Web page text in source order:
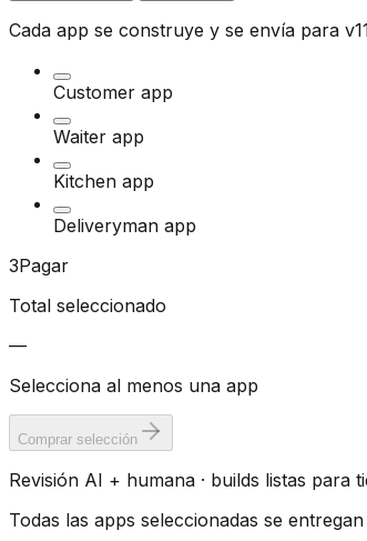
Cada app se construye y se envía para
Customer app
Waiter app
Kitchen app
Deliveryman app
3Pagar
Total seleccionado
—
Selecciona al menos una app
Comprar selección
Revisión AI + humana · builds listas para
Todas las apps seleccionadas se entregan